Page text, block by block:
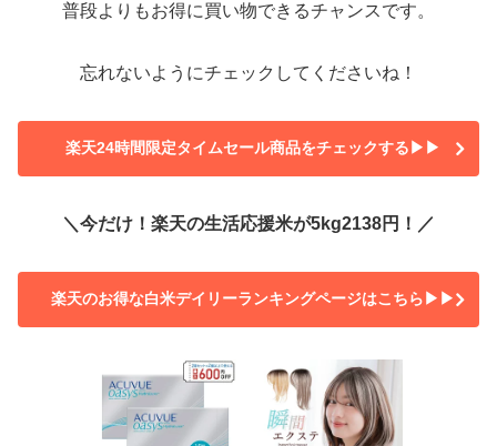
普段よりもお得に買い物できるチャンスです。
忘れないようにチェックしてくださいね！
楽天24時間限定タイムセール商品をチェックする▶▶
＼今だけ！楽天の生活応援米が5kg2138円！／
楽天のお得な白米デイリーランキングページはこちら▶▶